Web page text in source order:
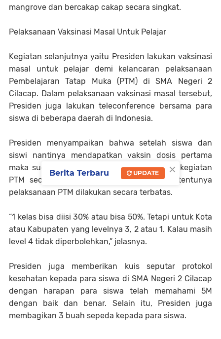
mangrove dan bercakap cakap secara singkat.
Pelaksanaan Vaksinasi Masal Untuk Pelajar
Kegiatan selanjutnya yaitu Presiden lakukan vaksinasi
masal untuk pelajar demi kelancaran pelaksanaan
Pembelajaran Tatap Muka (PTM) di SMA Negeri 2
Cilacap. Dalam pelaksanaan vaksinasi masal tersebut,
Presiden juga lakukan teleconference bersama para
siswa di beberapa daerah di Indonesia.
Presiden menyampaikan bahwa setelah siswa dan
siswi nantinya mendapatkan vaksin dosis pertama
maka sudah diperbolehkan untuk mengikuti kegiatan
PTM secara langsung di sekolah. Namun tentunya
pelaksanaan PTM dilakukan secara terbatas.
“1 kelas bisa diisi 30% atau bisa 50%. Tetapi untuk Kota
atau Kabupaten yang levelnya 3, 2 atau 1. Kalau masih
level 4 tidak diperbolehkan,” jelasnya.
Presiden juga memberikan kuis seputar protokol
kesehatan kepada para siswa di SMA Negeri 2 Cilacap
dengan harapan para siswa telah memahami 5M
dengan baik dan benar. Selain itu, Presiden juga
membagikan 3 buah sepeda kepada para siswa.
×
Berita Terbaru UPDATE